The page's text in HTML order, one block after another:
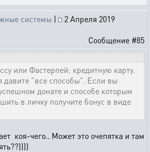
системы |
2 Апреля 2019
Сообщение #85
или Фастерпей: кредитную карту.
давите "все способы". Если вы
донате и способе которым
в личку получите бонус в виде
коя-чего.. Может это очепятка и там